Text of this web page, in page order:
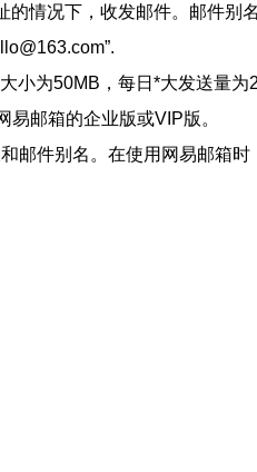
情况下，收发邮件。邮件别
小为50MB，每日*大发送量为
邮箱的企业版或VIP版。
邮件别名。在使用网易邮箱时